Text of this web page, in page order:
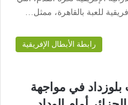
للعبة بالقاهرة، ممثل…
رابطة الأبطال الإفريقية
بلوزداد في مواجهة